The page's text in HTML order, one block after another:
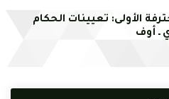
الأولى: تعيينات الحكام
ـ أوف